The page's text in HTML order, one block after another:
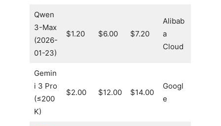
Qwen
3-Max
(2026-
01-23)
$1.20 $6.00 $7.20
Alibab
a
Cloud
Gemin
i 3 Pro
(≤200
K)
$2.00 $12.00 $14.00
Googl
e